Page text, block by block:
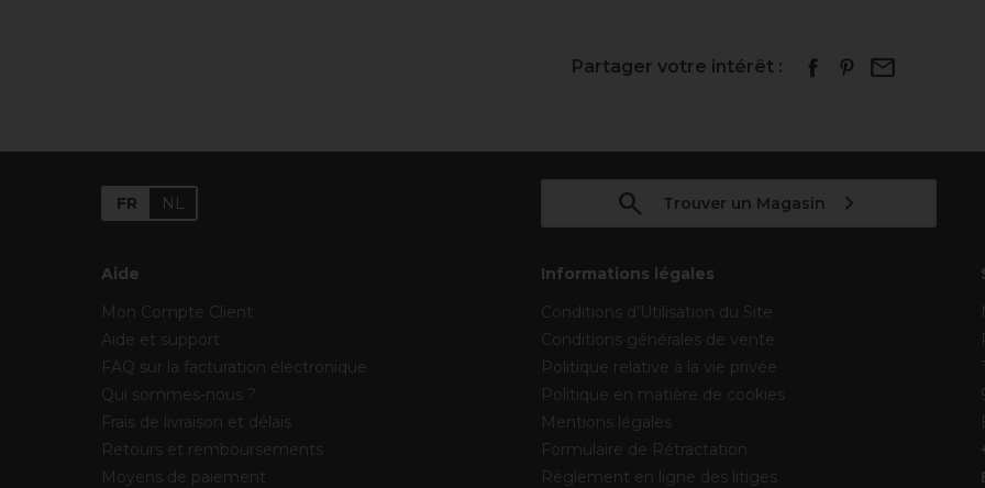
Partager votre intérêt :
FR NL Trouver un Magasin
Aide
Mon Compte Client
Aide et support
FAQ sur la facturation électronique
Qui sommes-nous ?
Frais de livraison et délais
Retours et remboursements
Moyens de paiement
Informations légales
Conditions d’Utilisation du Site
Conditions générales de vente
Politique relative à la vie privée
Politique en matière de cookies
Mentions légales
Formulaire de Rétractation
Règlement en ligne des litiges